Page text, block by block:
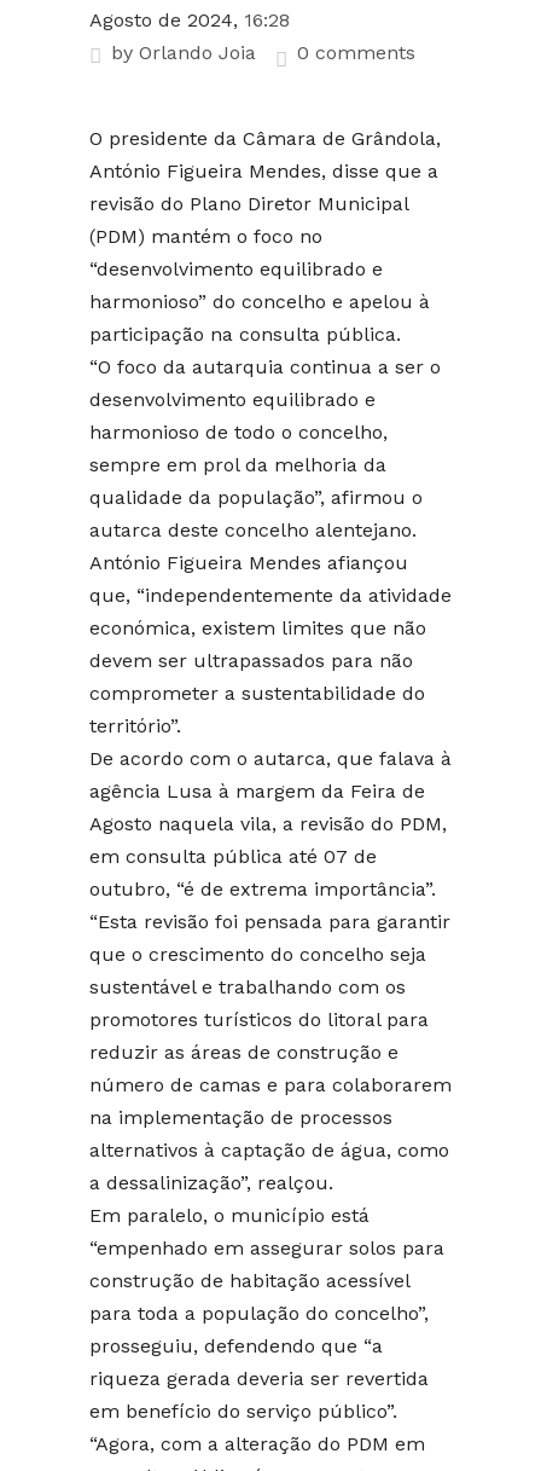
Agosto de 2024, 16:28
by Orlando Joia 0 comments
O presidente da Câmara de Grândola,
António Figueira Mendes, disse que a
revisão do Plano Diretor Municipal
(PDM) mantém o foco no
“desenvolvimento equilibrado e
harmonioso” do concelho e apelou à
participação na consulta pública.
“O foco da autarquia continua a ser o
desenvolvimento equilibrado e
harmonioso de todo o concelho,
sempre em prol da melhoria da
qualidade da população”, afirmou o
autarca deste concelho alentejano.
António Figueira Mendes afiançou
que, “independentemente da atividade
económica, existem limites que não
devem ser ultrapassados para não
comprometer a sustentabilidade do
território”.
De acordo com o autarca, que falava à
agência Lusa à margem da Feira de
Agosto naquela vila, a revisão do PDM,
em consulta pública até 07 de
outubro, “é de extrema importância”.
“Esta revisão foi pensada para garantir
que o crescimento do concelho seja
sustentável e trabalhando com os
promotores turísticos do litoral para
reduzir as áreas de construção e
número de camas e para colaborarem
na implementação de processos
alternativos à captação de água, como
a dessalinização”, realçou.
Em paralelo, o município está
“empenhado em assegurar solos para
construção de habitação acessível
para toda a população do concelho”,
prosseguiu, defendendo que “a
riqueza gerada deveria ser revertida
em benefício do serviço público”.
“Agora, com a alteração do PDM em